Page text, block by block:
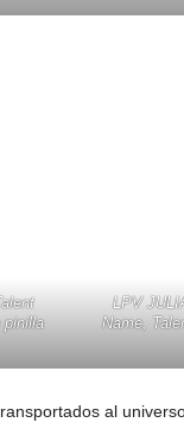
pinilla
LPV
Name,
al